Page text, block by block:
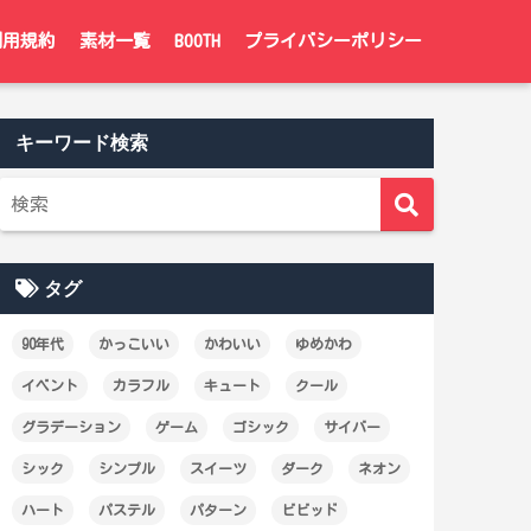
規約 素材一覧 BOOTH プライバシーポリシー
キーワード検索
タグ
90年代 かっこいい かわいい ゆめかわ
イベント カラフル キュート クール
グラデーション ゲーム ゴシック サイバー
シック シンプル スイーツ ダーク ネオン
ハート パステル パターン ビビッド